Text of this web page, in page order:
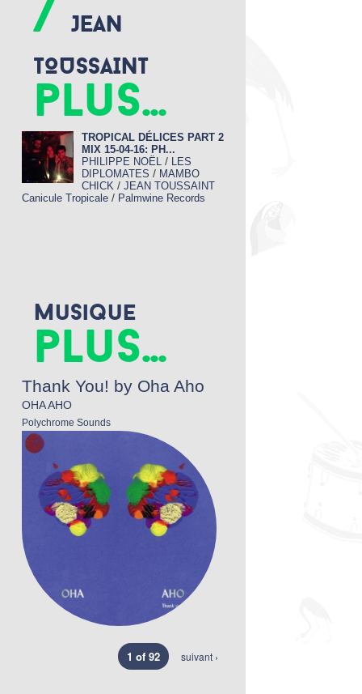
/ JEAN
TOUSSAINT
plus...
TROPICAL DÉLICES PART 2
MIX 15-04-16: PH...
PHILIPPE NOËL / LES
DIPLOMATES / MAMBO
CHICK / JEAN TOUSSAINT
Canicule Tropicale / Palmwine Records
Musique
plus...
Thank You! by Oha Aho
OHA AHO
Polychrome Sounds
1 of 92 suivant ›